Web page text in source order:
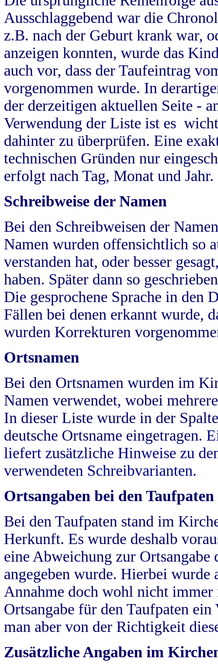
Ausschlaggebend war die
z.B. nach der Geburt krank war,
anzeigen konnten, wurde das
auch vor, dass der Taufeintrag
vorgenommen wurde. In
der derzeitigen aktuellen Seite -
Verwendung der Liste ist es
dahinter zu überprüfen. Eine
technischen Gründen nur
erfolgt nach Tag, Monat und Jahr.
Schreibweise der Namen
Bei den Schreibweisen der
Namen wurden offensichtlich so
verstanden hat, oder besser
haben. Später dann so
Die gesprochene Sprache in
Fällen bei denen erkannt wurde,
wurden Korrekturen
Ortsnamen
Bei den Ortsnamen wurden im
Namen verwendet, wobei
In dieser Liste wurde in der
deutsche Ortsname eingetragen.
liefert zusätzliche Hinweise zu
verwendeten Schreibvarianten.
Ortsangaben bei den Taufpaten
Bei den Taufpaten stand im
Herkunft. Es wurde deshalb
eine Abweichung zur
angegeben wurde. Hierbei wurde
Annahme doch wohl nicht
Ortsangabe für den Taufpaten
man aber von der Richtigkeit
Zusätzliche Angaben im